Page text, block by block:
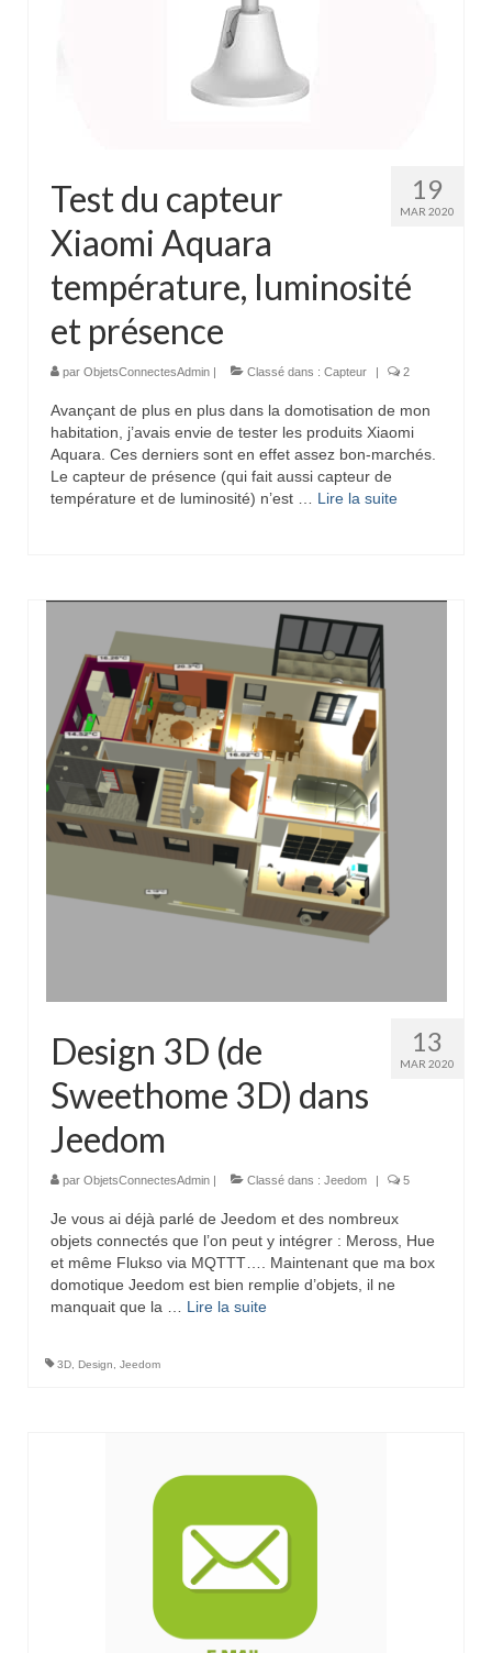
19
MAR 2020
Test du capteur
Xiaomi Aquara
température, luminosité
et présence
par ObjetsConnectesAdmin | Classé dans : Capteur | 2
Avançant de plus en plus dans la domotisation de mon
habitation, j’avais envie de tester les produits Xiaomi
Aquara. Ces derniers sont en effet assez bon-marchés.
Le capteur de présence (qui fait aussi capteur de
température et de luminosité) n’est … Lire la suite­­
13
MAR 2020
Design 3D (de
Sweethome 3D) dans
Jeedom
par ObjetsConnectesAdmin | Classé dans : Jeedom | 5
Je vous ai déjà parlé de Jeedom et des nombreux
objets connectés que l’on peut y intégrer : Meross, Hue
et même Flukso via MQTTT…. Maintenant que ma box
domotique Jeedom est bien remplie d’objets, il ne
manquait que la … Lire la suite­­
3D Design Jeedom